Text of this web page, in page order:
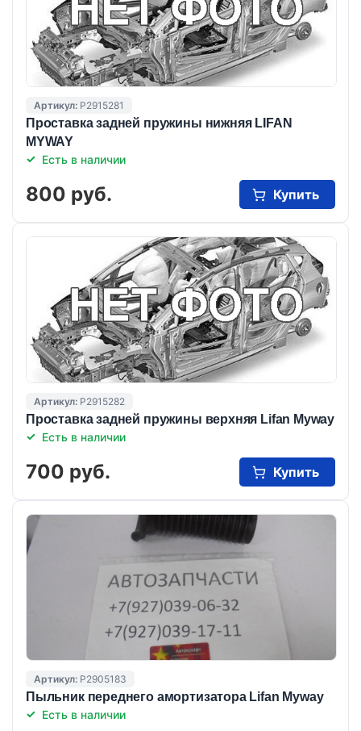
Артикул: P2915281
Проставка задней пружины нижняя LIFAN
MYWAY
Есть в наличии
800 руб. Купить
Артикул: P2915282
Проставка задней пружины верхняя Lifan Myway
Есть в наличии
700 руб. Купить
Артикул: P2905183
Пыльник переднего амортизатора Lifan Myway
Есть в наличии